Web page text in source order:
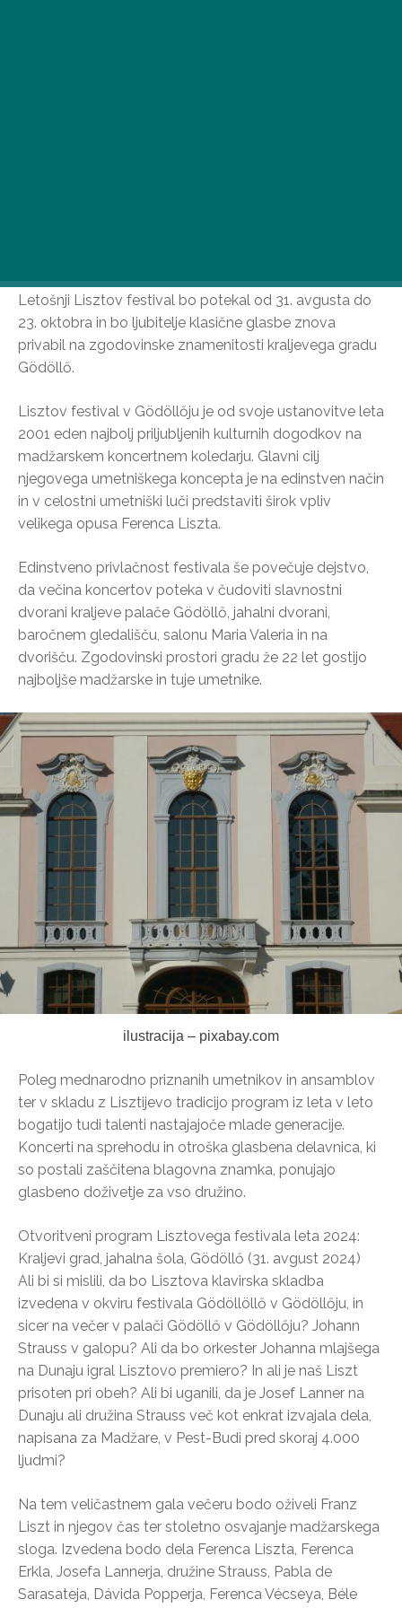
Letošnji Lisztov festival bo potekal od 31. avgusta do
23. oktobra in bo ljubitelje klasične glasbe znova
privabil na zgodovinske znamenitosti kraljevega gradu
Gödöllő.
Lisztov festival v Gödöllőju je od svoje ustanovitve leta
2001 eden najbolj priljubljenih kulturnih dogodkov na
madžarskem koncertnem koledarju. Glavni cilj
njegovega umetniškega koncepta je na edinstven način
in v celostni umetniški luči predstaviti širok vpliv
velikega opusa Ferenca Liszta.
Edinstveno privlačnost festivala še povečuje dejstvo,
da večina koncertov poteka v čudoviti slavnostni
dvorani kraljeve palače Gödöllő, jahalni dvorani,
baročnem gledališču, salonu Maria Valeria in na
dvorišču. Zgodovinski prostori gradu že 22 let gostijo
najboljše madžarske in tuje umetnike.
ilustracija – pixabay.com
Poleg mednarodno priznanih umetnikov in ansamblov
ter v skladu z Lisztijevo tradicijo program iz leta v leto
bogatijo tudi talenti nastajajoče mlade generacije.
Koncerti na sprehodu in otroška glasbena delavnica, ki
so postali zaščitena blagovna znamka, ponujajo
glasbeno doživetje za vso družino.
Otvoritveni program Lisztovega festivala leta 2024:
Kraljevi grad, jahalna šola, Gödöllő (31. avgust 2024)
Ali bi si mislili, da bo Lisztova klavirska skladba
izvedena v okviru festivala Gödöllöllő v Gödöllőju, in
sicer na večer v palači Gödöllő v Gödöllőju? Johann
Strauss v galopu? Ali da bo orkester Johanna mlajšega
na Dunaju igral Lisztovo premiero? In ali je naš Liszt
prisoten pri obeh? Ali bi uganili, da je Josef Lanner na
Dunaju ali družina Strauss več kot enkrat izvajala dela,
napisana za Madžare, v Pest-Budi pred skoraj 4.000
ljudmi?
Na tem veličastnem gala večeru bodo oživeli Franz
Liszt in njegov čas ter stoletno osvajanje madžarskega
sloga. Izvedena bodo dela Ferenca Liszta, Ferenca
Erkla, Josefa Lannerja, družine Strauss, Pabla de
Sarasateja, Dávida Popperja, Ferenca Vécseya, Béle